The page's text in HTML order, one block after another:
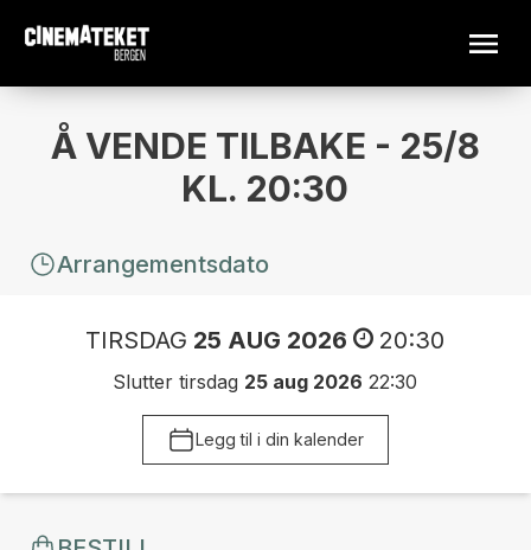
Å VENDE TILBAKE - 25/8
KL. 20:30
Arrangementsdato
TIRSDAG 25 AUG 2026 20:30
Slutter tirsdag 25 aug 2026 22:30
Legg til i din kalender